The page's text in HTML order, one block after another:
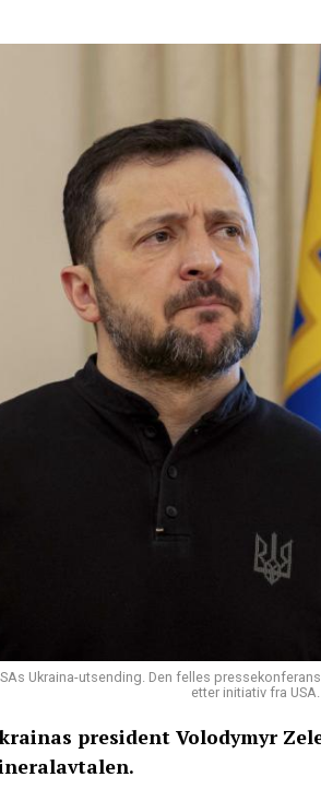
Ukraina-utsending. Den felles
etter initiativ fra
president Volodymyr